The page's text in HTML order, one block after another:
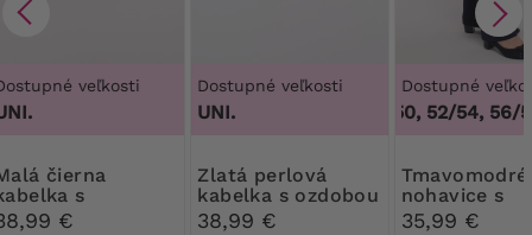
veľkosti
s
€
Dostupné veľkosti
UNI.
Zlatá perlová
kabelka s ozdobou
38,99 €
Dostupné
48/50, 52/54, 56/
Tmavomodré
nohavice s
vreckami
35,99 €